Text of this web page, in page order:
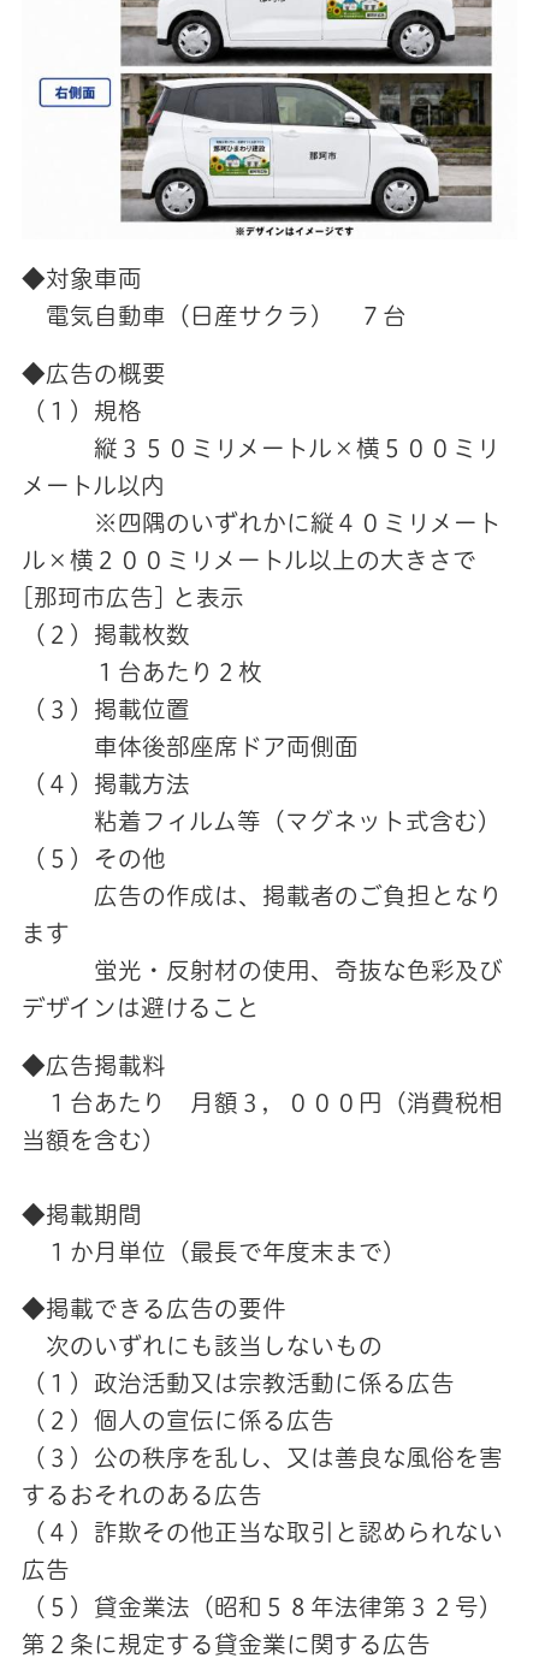
◆対象車両
電気自動車（日産サクラ） ７台
◆広告の概要
（１）規格
縦３５０ミリメートル×横５００ミリ
メートル以内
※四隅のいずれかに縦４０ミリメート
ル×横２００ミリメートル以上の大きさで
[那珂市広告] と表示
（２）掲載枚数
１台あたり２枚
（３）掲載位置
車体後部座席ドア両側面
（４）掲載方法
粘着フィルム等（マグネット式含む）
（５）その他
広告の作成は、掲載者のご負担となり
ます
蛍光・反射材の使用、奇抜な色彩及び
デザインは避けること
◆広告掲載料
１台あたり 月額３，０００円（消費税相
当額を含む）
◆掲載期間
１か月単位（最長で年度末まで）
◆掲載できる広告の要件
次のいずれにも該当しないもの
（１）政治活動又は宗教活動に係る広告
（２）個人の宣伝に係る広告
（３）公の秩序を乱し、又は善良な風俗を害
するおそれのある広告
（４）詐欺その他正当な取引と認められない
広告
（５）貸金業法（昭和５８年法律第３２号）
第２条に規定する貸金業に関する広告